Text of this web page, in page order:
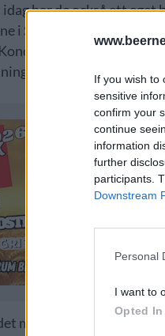
If you wish to
sensitive
confirm your
continue
information
further
participants.
Downstream
Personal
I want to
Opted In
har de också ett
i Sverige. Trots det är
hajpen,
till förändring.
mesta runt Omnipollo